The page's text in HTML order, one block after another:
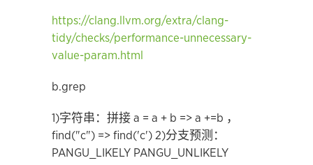
https://clang.llvm.org/extra/clang-
tidy/checks/performance-unnecessary-
value-param.html
b.grep
1)字符串：拼接 a = a + b => a +=b ，
find("c") => find('c') 2)分支预测：
PANGU_LIKELY PANGU_UNLIKELY